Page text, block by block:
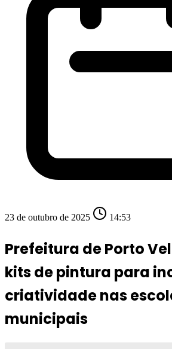
23 de outubro de 2025 14:53
Prefeitura de Porto
kits de pintura para
criatividade nas
municipais